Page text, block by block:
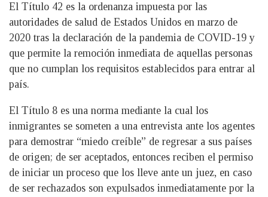
El Título 42 es la ordenanza impuesta por las
autoridades de salud de Estados Unidos en marzo de
2020 tras la declaración de la pandemia de COVID-19 y
que permite la remoción inmediata de aquellas personas
que no cumplan los requisitos establecidos para entrar al
país.
El Título 8 es una norma mediante la cual los
inmigrantes se someten a una entrevista ante los agentes
para demostrar “miedo creíble” de regresar a sus países
de origen; de ser aceptados, entonces reciben el permiso
de iniciar un proceso que los lleve ante un juez, en caso
de ser rechazados son expulsados inmediatamente por la